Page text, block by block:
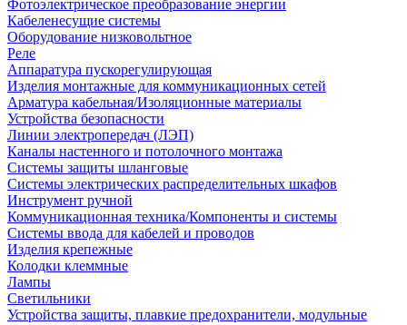
Фотоэлектрическое преобразование энергии
Кабеленесущие системы
Оборудование низковольтное
Реле
Аппаратура пускорегулирующая
Изделия монтажные для коммуникационных сетей
Арматура кабельная/Изоляционные материалы
Устройства безопасности
Линии электропередач (ЛЭП)
Каналы настенного и потолочного монтажа
Системы защиты шланговые
Системы электрических распределительных шкафов
Инструмент ручной
Коммуникационная техника/Компоненты и системы
Системы ввода для кабелей и проводов
Изделия крепежные
Колодки клеммные
Лампы
Светильники
Устройства защиты, плавкие предохранители, модульные